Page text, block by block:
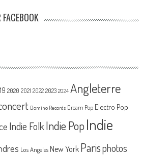
2020 2021 2022 2023 2024 Angleterre
Domino Records Dream Pop Electro Pop
Indie Folk Indie PopIndie
Los Angeles New York Parisphotos